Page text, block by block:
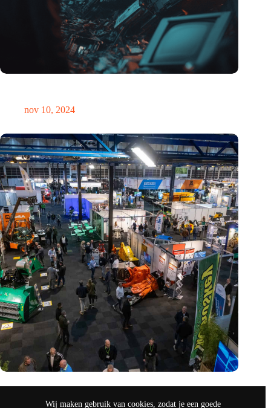
Wij maken gebruik van cookies, zodat je een goede
nov 10, 2024
legt accent op de rol van AI